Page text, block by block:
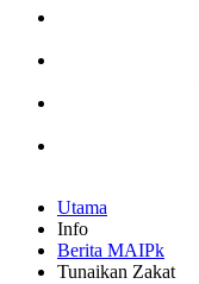
Utama
Info
Berita MAIPk
Tunaikan Zakat